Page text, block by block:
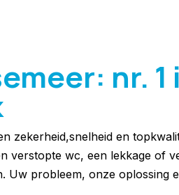
nr. 1
zekerheid,snelheid en
verstopte wc, een lekkage of
probleem, onze oplossing